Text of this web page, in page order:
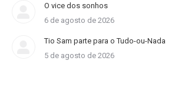
O vice dos sonhos
6 de agosto de 2026
Tio Sam parte para o Tudo-ou-Nada
5 de agosto de 2026